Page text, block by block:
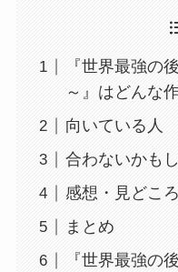
『世界最強の
～』はどんな
向いている人
合わないかも
感想・見どころ
まとめ
『世界最強の